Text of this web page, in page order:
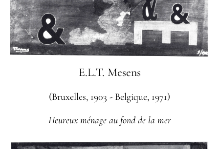
E.L.T. Mesens
(Bruxelles, 1903 - Belgique, 1971)
Heureux ménage au fond de la mer